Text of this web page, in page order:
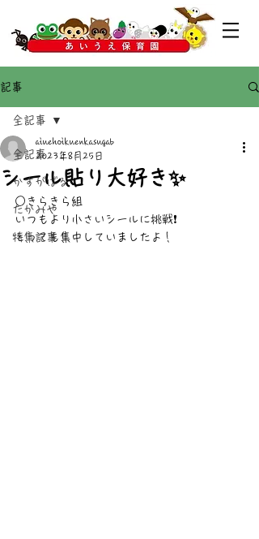
記事
全記事
かすがばる
たかみや
特集記事
全記事
シール貼り大好き✨
aiuehoikuenkasugab
2023年8月25日
○きらきら組
いつもより小さいシールに挑戦❗
とっても集中していましたよ！